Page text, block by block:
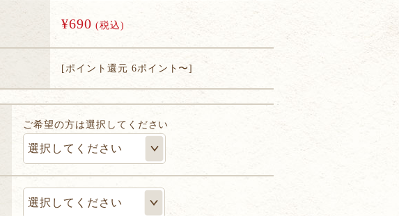
¥690 (税込)
[ポイント還元 6ポイント〜]
ご希望の方は選択してください